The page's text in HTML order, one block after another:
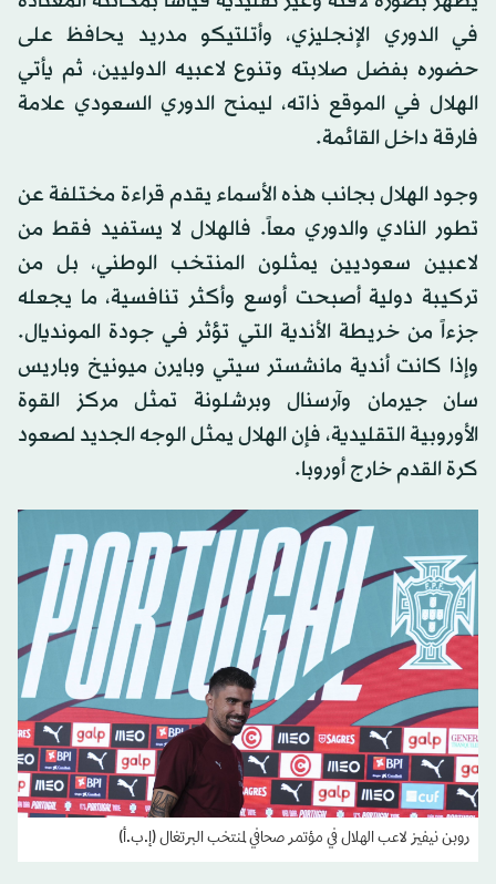
في الدوري الإنجليزي، وأتلتيكو مدريد يحافظ على
حضوره بفضل صلابته وتنوع لاعبيه الدوليين، ثم يأتي
الهلال في الموقع ذاته، ليمنح الدوري السعودي علامة
فارقة داخل القائمة.
وجود الهلال بجانب هذه الأسماء يقدم قراءة مختلفة عن
تطور النادي والدوري معاً. فالهلال لا يستفيد فقط من
لاعبين سعوديين يمثلون المنتخب الوطني، بل من
تركيبة دولية أصبحت أوسع وأكثر تنافسية، ما يجعله
جزءاً من خريطة الأندية التي تؤثر في جودة المونديال.
وإذا كانت أندية مانشستر سيتي وبايرن ميونيخ وباريس
سان جيرمان وآرسنال وبرشلونة تمثل مركز القوة
الأوروبية التقليدية، فإن الهلال يمثل الوجه الجديد لصعود
كرة القدم خارج أوروبا.
روبن نيفيز لاعب الهلال في مؤتمر صحافي لمنتخب البرتغال (إ.ب.أ)